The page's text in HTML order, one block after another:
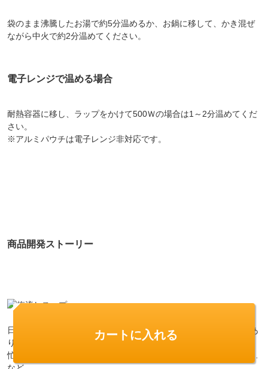
袋のまま沸騰したお湯で約5分温めるか、お鍋に移して、かき混ぜ
ながら中火で約2分温めてください。
電子レンジで温める場合
耐熱容器に移し、ラップをかけて500Ｗの場合は1～2分温めてくだ
さい。
※アルミパウチは電子レンジ非対応です。
商品開発ストーリー
日頃からお腹をスッキリできなくても我慢しないといけないことあ
りませんか？
忙しくて外食が続いてる…とか、家族優先で自分のケアは後回し…
カートに入れる